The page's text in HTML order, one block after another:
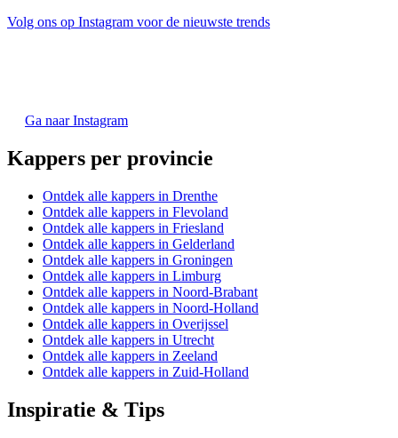
Volg ons op Instagram voor de nieuwste trends
Ga naar Instagram
Kappers per provincie
Ontdek alle kappers in Drenthe
Ontdek alle kappers in Flevoland
Ontdek alle kappers in Friesland
Ontdek alle kappers in Gelderland
Ontdek alle kappers in Groningen
Ontdek alle kappers in Limburg
Ontdek alle kappers in Noord-Brabant
Ontdek alle kappers in Noord-Holland
Ontdek alle kappers in Overijssel
Ontdek alle kappers in Utrecht
Ontdek alle kappers in Zeeland
Ontdek alle kappers in Zuid-Holland
Inspiratie & Tips